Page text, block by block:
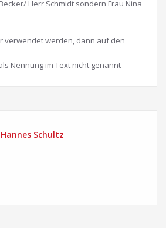
Herr Schmidt sondern Frau Nina
verwendet werden, dann auf den
Nennung im Text nicht genannt
Hannes Schultz